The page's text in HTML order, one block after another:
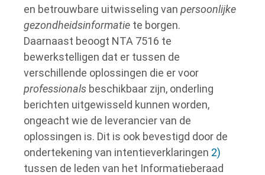
en betrouwbare uitwisseling van persoonlijke
gezondheidsinformatie te borgen.
Daarnaast beoogt NTA 7516 te
bewerkstelligen dat er tussen de
verschillende oplossingen die er voor
professionals beschikbaar zijn, onderling
berichten uitgewisseld kunnen worden,
ongeacht wie de leverancier van de
oplossingen is. Dit is ook bevestigd door de
ondertekening van intentieverklaringen 2)
tussen de leden van het Informatieberaad